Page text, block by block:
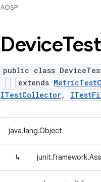
AOSP
DeviceTest
public class
extends
ITestCollector,
java.lang.Object
↳